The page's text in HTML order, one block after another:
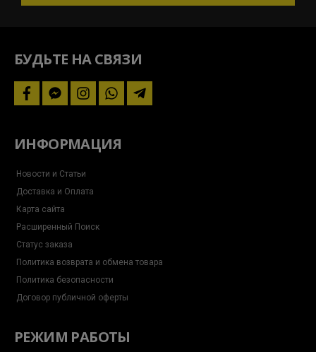
и
БУДЬТЕ НА СВЯЗИ
facebookfacebook-
messenger
instagram
whatsapptelegram-
plane
ИНФОРМАЦИЯ
Новости и Статьи
Доставка и Оплата
Карта сайта
Расширенный Поиск
Статус заказа
Политика возврата и обмена товара
Политика безопасности
Договор публичной оферты
РЕЖИМ РАБОТЫ